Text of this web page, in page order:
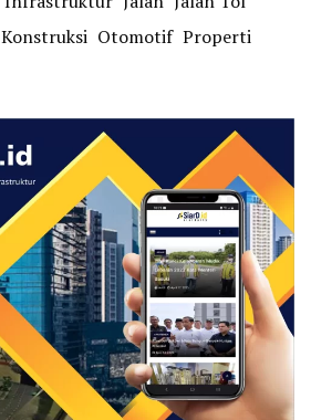
Konstruksi Otomotif Properti